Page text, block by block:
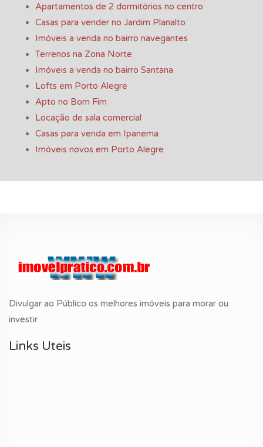
Apartamentos de 2 dormitórios no centro
Casas para vender no Jardim Planalto
Imóveis a venda no bairro navegantes
Terrenos na Zona Norte
Imóveis a venda no bairro Santana
Lofts em Porto Alegre
Apto no Bom Fim
Locação de sala comercial
Casas para venda em Ipanema
Imóveis novos em Porto Alegre
Divulgar ao Público os melhores imóveis para morar ou
investir
Links Uteis